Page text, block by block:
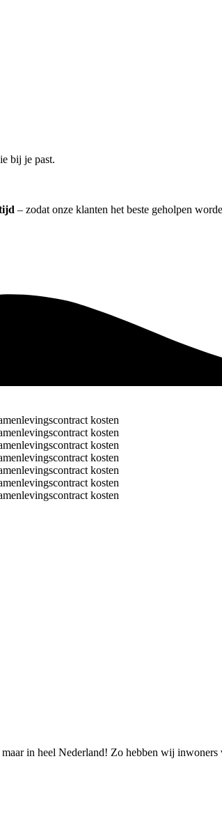
bij je past.
– zodat onze klanten het beste geholpen
in heel Nederland! Zo hebben wij